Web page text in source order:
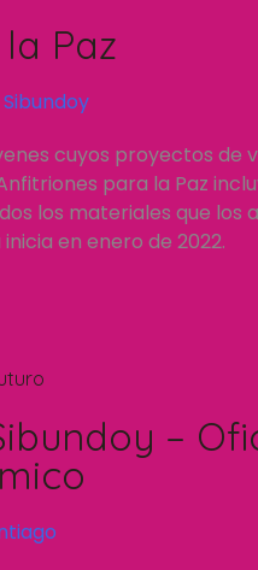
Paz
Sibundoy
cuyos proyectos de
para la Paz
los materiales que los
en enero de 2022.
–